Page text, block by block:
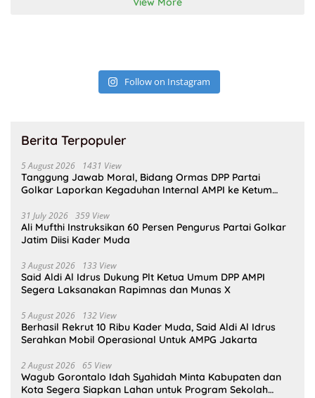
Follow on Instagram
Berita Terpopuler
5 August 2026 1431 View
Tanggung Jawab Moral, Bidang Ormas DPP Partai
Golkar Laporkan Kegaduhan Internal AMPI ke Ketum
31 July 2026 359 View
Ali Mufthi Instruksikan 60 Persen Pengurus Partai Golkar
Jatim Diisi Kader Muda
3 August 2026 133 View
Said Aldi Al Idrus Dukung Plt Ketua Umum DPP AMPI
Segera Laksanakan Rapimnas dan Munas X
5 August 2026 132 View
Berhasil Rekrut 10 Ribu Kader Muda, Said Aldi Al Idrus
Serahkan Mobil Operasional Untuk AMPG Jakarta
2 August 2026 65 View
Wagub Gorontalo Idah Syahidah Minta Kabupaten dan
Kota Segera Siapkan Lahan untuk Program Sekolah